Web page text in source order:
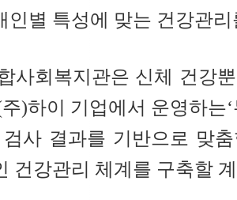
인별 특성에 맞는 건강관
사회복지관은 신체 건강
)하이 기업에서 운영하는
사 결과를 기반으로 맞
건강관리 체계를 구축할